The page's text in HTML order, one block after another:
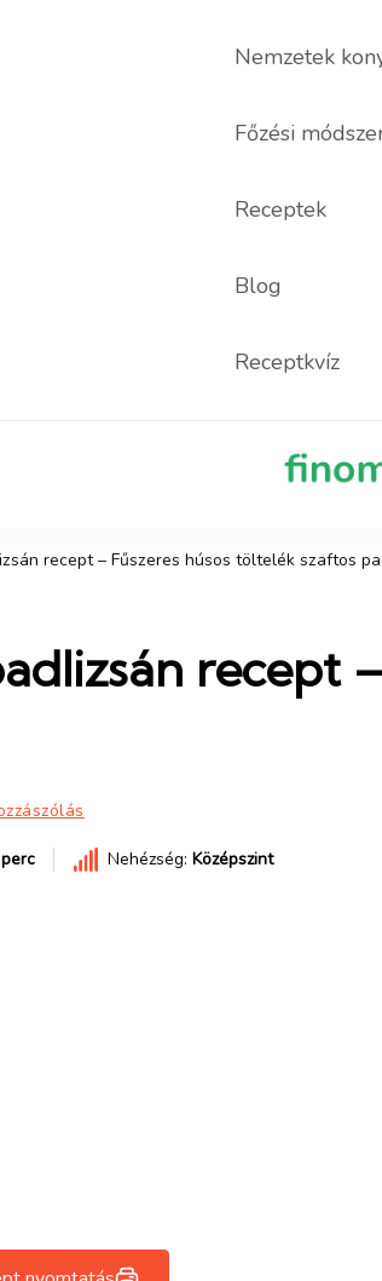
Nemzetek
Főzési
Receptek
Blog
Receptkvíz
recept – Fűszeres húsos töltelék szaftos
recept
Nehézség: Középszint